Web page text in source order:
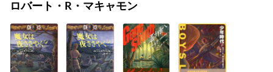
ロバート・R・マキャモン